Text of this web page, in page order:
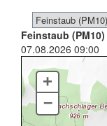
Feinstaub (PM10)
07.08.2026 09:00
+
–